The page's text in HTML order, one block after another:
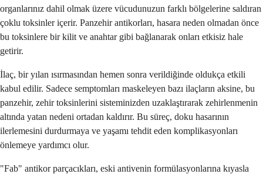
organlarınız dahil olmak üzere vücudunuzun farklı bölgelerine saldıran
çoklu toksinler içerir. Panzehir antikorları, hasara neden olmadan önce
bu toksinlere bir kilit ve anahtar gibi bağlanarak onları etkisiz hale
getirir.
İlaç, bir yılan ısırmasından hemen sonra verildiğinde oldukça etkili
kabul edilir. Sadece semptomları maskeleyen bazı ilaçların aksine, bu
panzehir, zehir toksinlerini sisteminizden uzaklaştırarak zehirlenmenin
altında yatan nedeni ortadan kaldırır. Bu süreç, doku hasarının
ilerlemesini durdurmaya ve yaşamı tehdit eden komplikasyonları
önlemeye yardımcı olur.
"Fab" antikor parçacıkları, eski antivenin formülasyonlarına kıyasla